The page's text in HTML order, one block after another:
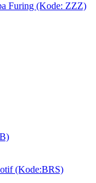
Furing (Kode: ZZZ)
(Kode:BRS)